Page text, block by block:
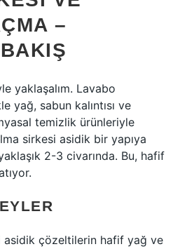
–
yaklaşalım. Lavabo
yağ, sabun kalıntısı ve
temizlik ürünleriyle
sirkesi asidik bir yapıya
2-3 civarında. Bu, hafif
asidik çözeltilerin hafif yağ ve